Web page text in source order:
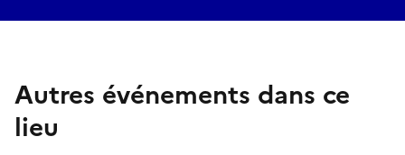
Autres événements dans ce
lieu